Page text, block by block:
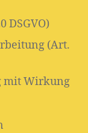
DSGVO)
(Art.
Wirkung